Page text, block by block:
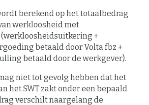
berekend op het totaalbedrag
werkloosheid met
+
betaald door Volta fbz +
betaald door de werkgever).
niet tot gevolg hebben dat het
het SWT zakt onder een bepaald
verschilt naargelang de